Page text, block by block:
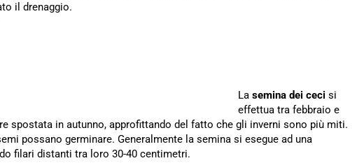
il drenaggio.
La semina dei ceci si
effettua tra febbraio e
spostata in autunno, approfittando del fatto che gli inverni sono più miti.
possano germinare. Generalmente la semina si esegue ad una
filari distanti tra loro 30-40 centimetri.